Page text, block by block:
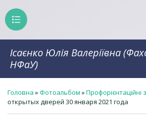
Ісаєнко Юлія Валеріївна
НФаУ)
Головна »Фотоальбом »Профорієнтаційні
открытых дверей 30 января 2021 года